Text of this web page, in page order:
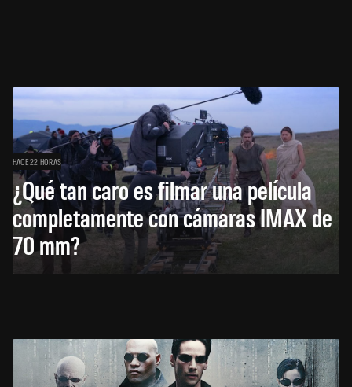
HACE 22 HORAS
¿Qué tan caro es filmar una película
completamente con cámaras IMAX de
70 mm?